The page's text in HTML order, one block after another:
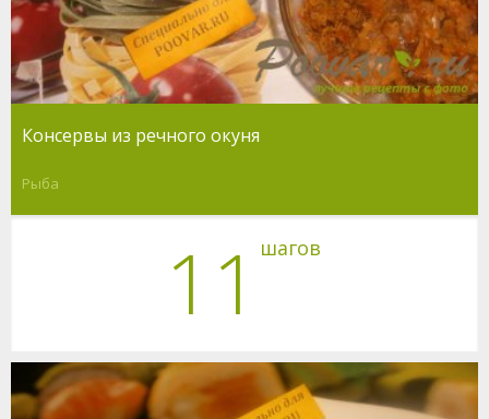
Консервы из речного окуня
Рыба
11 шагов